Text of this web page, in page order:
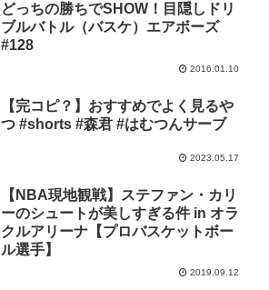
どっちの勝ちでSHOW！目隠しドリ
ブルバトル（バスケ）エアボーズ
#128
2016.01.10
【完コピ？】おすすめでよく見るや
つ #shorts #森君 #はむつんサーブ
2023.05.17
【NBA現地観戦】ステファン・カリ
ーのシュートが美しすぎる件 in オラ
クルアリーナ【プロバスケットボー
ル選手】
2019.09.12